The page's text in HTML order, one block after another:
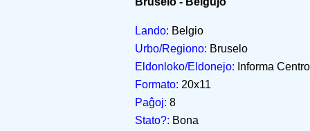
Lando: Belgio
Urbo/Regiono: Bruselo
Eldonloko/Eldonejo: Informa
Formato: 20x11
Paĝoj: 8
Stato?: Bona